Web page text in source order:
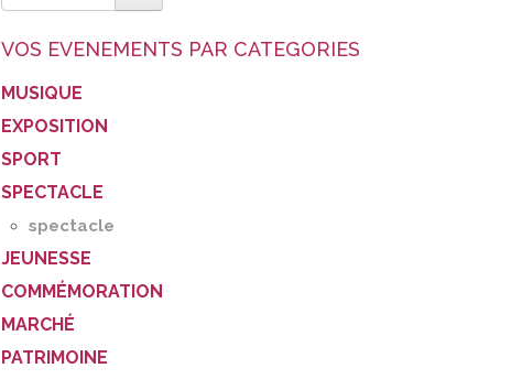
VOS EVENEMENTS PAR CATEGORIES
MUSIQUE
EXPOSITION
SPORT
SPECTACLE
spectacle
JEUNESSE
COMMÉMORATION
MARCHÉ
PATRIMOINE